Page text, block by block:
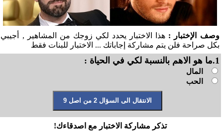
وصف الإختبار : هذا الاختبار يحدد لكي زوجك من المشاهير , أجيبي
بكل صراحة فلن يتم مشاركة إجاباتك ... الاختبار للبنات فقط
1.ما هو الاهم بالنسبة لكي في الحياة :
المال
الحب
تذكر مشاركة الاختبار مع اصدقاءك!